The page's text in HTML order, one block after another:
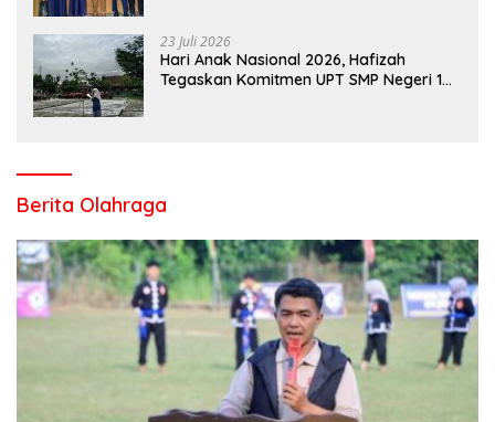
23 Juli 2026
Hari Anak Nasional 2026, Hafizah
Tegaskan Komitmen UPT SMP Negeri 1
Berita Olahraga